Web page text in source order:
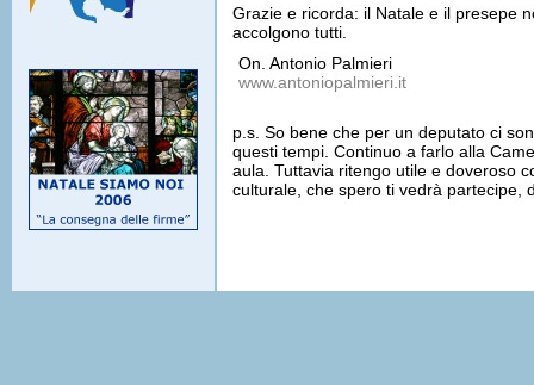
Grazie e ricorda: il Natale e il presepe
accolgono tutti.
On. Antonio Palmieri
www.antoniopalmieri.it
p.s. So bene che per un deputato ci
questi tempi. Continuo a farlo alla
aula. Tuttavia ritengo utile e doveroso
culturale, che spero ti vedrà partecipe,